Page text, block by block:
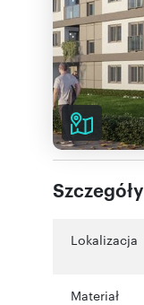
Szczegóły
Lokalizacja
Materiał